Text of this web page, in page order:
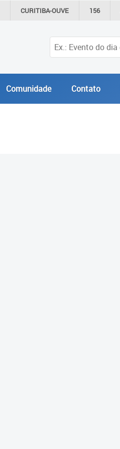
CURITIBA-OUVE 156
Comunidade Contato